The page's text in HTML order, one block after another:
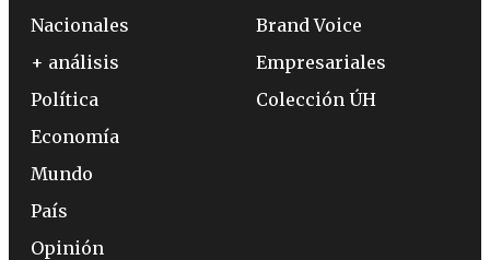
Nacionales
+ análisis
Política
Economía
Mundo
País
Opinión
Brand Voice
Empresariales
Colección ÚH